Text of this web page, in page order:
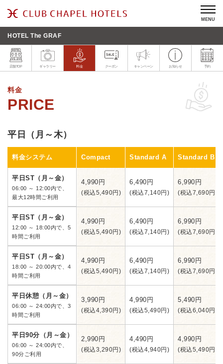
MENU
HOTEL The GRAF
店舗TOP ギャラリー 料金 クーポン キャンペーン お知らせ 予約
料金
平日（月～木）
料金システム Compact Standard A Standard B
平日ST（月～金）
06:00 ～ 12:00内で、
最大12時間ご利用
4,990円
(税込5,490円)
6,490円
(税込7,140円)
6,990円
(税込7,690円)
平日ST（月～金）
12:00 ～ 18:00内で、5
時間ご利用
4,990円
(税込5,490円)
6,490円
(税込7,140円)
6,990円
(税込7,690円)
平日ST（月～金）
18:00 ～ 20:00内で、4
時間ご利用
4,990円
(税込5,490円)
6,490円
(税込7,140円)
6,990円
(税込7,690円)
平日休憩（月～金）
06:00 ～ 24:00内で、3
時間ご利用
3,990円
(税込4,390円)
4,990円
(税込5,490円)
5,490円
(税込6,040円)
平日90分（月～金）
06:00 ～ 24:00内で、
90分ご利用
2,990円
(税込3,290円)
4,490円
(税込4,940円)
4,990円
(税込5,490円)